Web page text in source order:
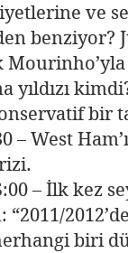
ve
benziyor?
yıldızı
bir
– West
– İlk kez
“2011/
biri